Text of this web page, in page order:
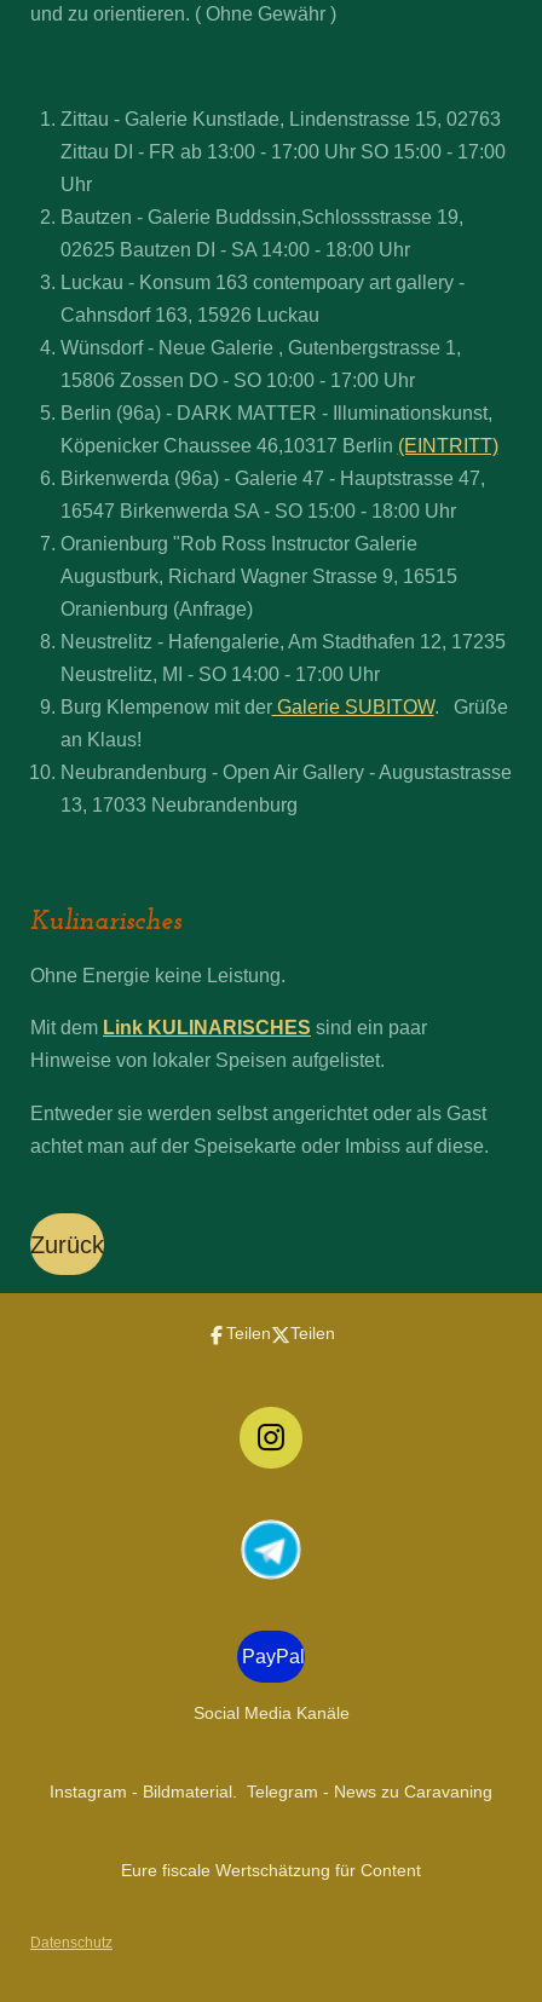
und zu orientieren. ( Ohne Gewähr )
Zittau - Galerie Kunstlade, Lindenstrasse 15, 02763
Zittau DI - FR ab 13:00 - 17:00 Uhr SO 15:00 - 17:00
Uhr
Bautzen - Galerie Buddssin,Schlossstrasse 19,
02625 Bautzen DI - SA 14:00 - 18:00 Uhr
Luckau - Konsum 163 contempoary art gallery -
Cahnsdorf 163, 15926 Luckau
Wünsdorf - Neue Galerie , Gutenbergstrasse 1,
15806 Zossen DO - SO 10:00 - 17:00 Uhr
Berlin (96a) - DARK MATTER - Illuminationskunst,
Köpenicker Chaussee 46,10317 Berlin (EINTRITT)
Birkenwerda (96a) - Galerie 47 - Hauptstrasse 47,
16547 Birkenwerda SA - SO 15:00 - 18:00 Uhr
Oranienburg "Rob Ross Instructor Galerie
Augustburk, Richard Wagner Strasse 9, 16515
Oranienburg (Anfrage)
Neustrelitz - Hafengalerie, Am Stadthafen 12, 17235
Neustrelitz, MI - SO 14:00 - 17:00 Uhr
Burg Klempenow mit derGalerie SUBITOW. Grüße
an Klaus!
Neubrandenburg - Open Air Gallery - Augustastrasse
13, 17033 Neubrandenburg
Kulinarisches
Ohne Energie keine Leistung.
Mit dem Link KULINARISCHES sind ein paar
Hinweise von lokaler Speisen aufgelistet.
Entweder sie werden selbst angerichtet oder als Gast
achtet man auf der Speisekarte oder Imbiss auf diese.
Zurück
Teilen Teilen
I
t
a
r
a
m
PayPal
Social Media Kanäle
Instagram - Bildmaterial. Telegram - News zu Caravaning
Eure fiscale Wertschätzung für Content
Datenschutz